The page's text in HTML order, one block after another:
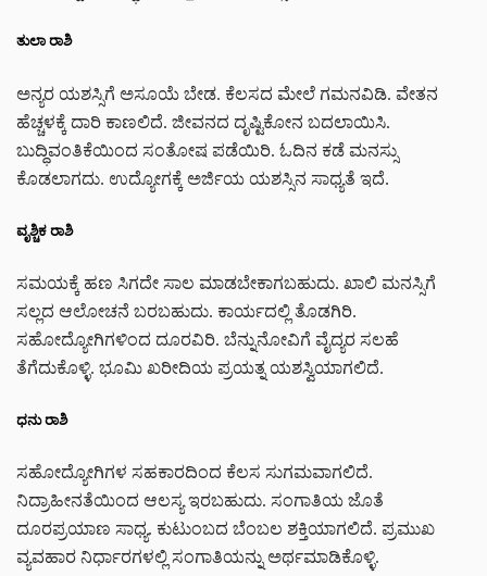
ತುಲಾ ರಾಶಿ
ಅನ್ಯರ ಯಶಸ್ಸಿಗೆ ಅಸೂಯೆ ಬೇಡ. ಕೆಲಸದ ಮೇಲೆ ಗಮನವಿಡಿ. ವೇತನ
ಹೆಚ್ಚಳಕ್ಕೆ ದಾರಿ ಕಾಣಲಿದೆ. ಜೀವನದ ದೃಷ್ಟಿಕೋನ ಬದಲಾಯಿಸಿ.
ಬುದ್ಧಿವಂತಿಕೆಯಿಂದ ಸಂತೋಷ ಪಡೆಯಿರಿ. ಓದಿನ ಕಡೆ ಮನಸ್ಸು
ಕೊಡಲಾಗದು. ಉದ್ಯೋಗಕ್ಕೆ ಅರ್ಜಿಯ ಯಶಸ್ಸಿನ ಸಾಧ್ಯತೆ ಇದೆ.
ವೃಶ್ಚಿಕ ರಾಶಿ
ಸಮಯಕ್ಕೆ ಹಣ ಸಿಗದೇ ಸಾಲ ಮಾಡಬೇಕಾಗಬಹುದು. ಖಾಲಿ ಮನಸ್ಸಿಗೆ
ಸಲ್ಲದ ಆಲೋಚನೆ ಬರಬಹುದು. ಕಾರ್ಯದಲ್ಲಿ ತೊಡಗಿರಿ.
ಸಹೋದ್ಯೋಗಿಗಳಿಂದ ದೂರವಿರಿ. ಬೆನ್ನುನೋವಿಗೆ ವೈದ್ಯರ ಸಲಹೆ
ತೆಗೆದುಕೊಳ್ಳಿ. ಭೂಮಿ ಖರೀದಿಯ ಪ್ರಯತ್ನ ಯಶಸ್ವಿಯಾಗಲಿದೆ.
ಧನು ರಾಶಿ
ಸಹೋದ್ಯೋಗಿಗಳ ಸಹಕಾರದಿಂದ ಕೆಲಸ ಸುಗಮವಾಗಲಿದೆ.
ನಿದ್ರಾಹೀನತೆಯಿಂದ ಆಲಸ್ಯ ಇರಬಹುದು. ಸಂಗಾತಿಯ ಜೊತೆ
ದೂರಪ್ರಯಾಣ ಸಾಧ್ಯ. ಕುಟುಂಬದ ಬೆಂಬಲ ಶಕ್ತಿಯಾಗಲಿದೆ. ಪ್ರಮುಖ
ವ್ಯವಹಾರ ನಿರ್ಧಾರಗಳಲ್ಲಿ ಸಂಗಾತಿಯನ್ನು ಅರ್ಥಮಾಡಿಕೊಳ್ಳಿ.